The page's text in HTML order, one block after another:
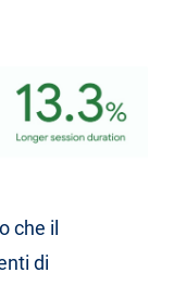
che il
di